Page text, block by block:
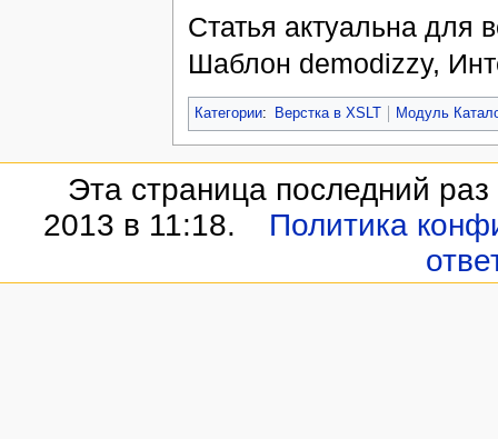
Статья актуальна для
Шаблон demodizzy,
Категории: Верстка в XSLT Модуль
Эта страница последний
2013 в 11:18.
Политика